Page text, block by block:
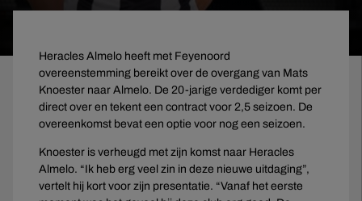
Heracles Almelo heeft met Feyenoord
overeenstemming bereikt over de overgang van Mats
Knoester naar Almelo. De 20-jarige verdediger komt per
direct over en tekent een contract voor 2,5 seizoen. De
overeenkomst bevat een optie voor nog een seizoen.
Knoester is verheugd met zijn komst naar Heracles
Almelo. “Ik heb erg veel zin in deze nieuwe uitdaging”,
vertelt hij kort voor zijn presentatie. “Vanaf het eerste